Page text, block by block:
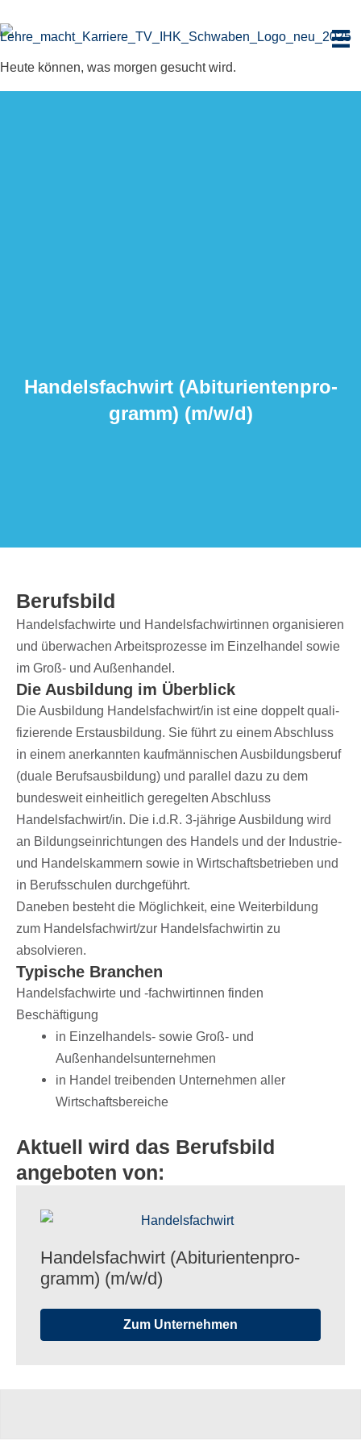
Inhalt
Heute können, was morgen gesucht wird.
Handels­fach­wirt (Abitu­ri­en­ten­pro­
gramm) (m/​w/​d)
Berufs­bild
Handels­fach­wirte und Handels­fach­wir­tin­nen orga­ni­sie­ren
und über­wa­chen Arbeits­pro­zesse im Einzel­han­del sowie
im Groß- und Außenhandel.
Die Ausbil­dung im Überblick
Die Ausbil­dung Handelsfachwirt/​in ist eine doppelt quali­
fi­zie­rende Erst­aus­bil­dung. Sie führt zu einem Abschluss
in einem aner­kann­ten kauf­män­ni­schen Ausbil­dungs­be­ruf
(duale Berufs­aus­bil­dung) und paral­lel dazu zu dem
bundes­weit einheit­lich gere­gel­ten Abschluss
Handelsfachwirt/​in. Die i.d.R. 3-jährige Ausbil­dung wird
an Bildungs­ein­rich­tun­gen des Handels und der Indus­trie-
und Handels­kam­mern sowie in Wirt­schafts­be­trie­ben und
in Berufs­schu­len durch­ge­führt.
Dane­ben besteht die Möglich­keit, eine Weiter­bil­dung
zum Handelsfachwirt/​zur Handels­fach­wir­tin zu
absolvieren.
Typi­sche Branchen
Handels­fach­wirte und -fach­wir­tin­nen finden
Beschäftigung
in Einzel­han­dels- sowie Groß- und
Außenhandelsunternehmen
in Handel trei­ben­den Unter­neh­men aller
Wirtschaftsbereiche
Aktuell wird das Berufsbild
angeboten von:
Handels­fach­wirt (Abitu­ri­en­ten­pro­
gramm) (m/​w/​d)
Zum Unternehmen